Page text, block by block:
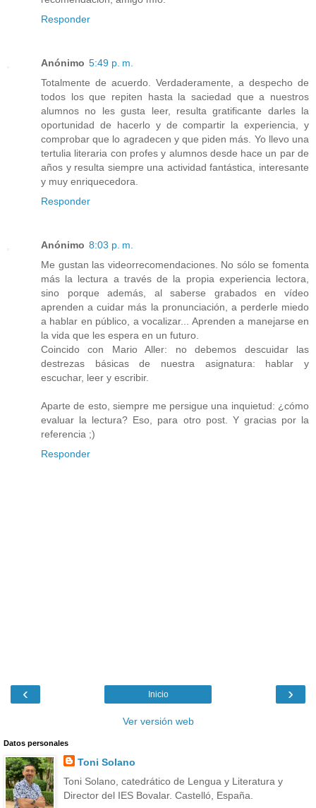
Responder
Anónimo 5:49 p. m.
Totalmente de acuerdo. Verdaderamente, a despecho de
todos los que repiten hasta la saciedad que a nuestros
alumnos no les gusta leer, resulta gratificante darles la
oportunidad de hacerlo y de compartir la experiencia, y
comprobar que lo agradecen y que piden más. Yo llevo una
tertulia literaria con profes y alumnos desde hace un par de
años y resulta siempre una actividad fantástica, interesante
y muy enriquecedora.
Responder
Anónimo 8:03 p. m.
Me gustan las videorrecomendaciones. No sólo se fomenta
más la lectura a través de la propia experiencia lectora,
sino porque además, al saberse grabados en vídeo
aprenden a cuidar más la pronunciación, a perderle miedo
a hablar en público, a vocalizar... Aprenden a manejarse en
la vida que les espera en un futuro.
Coincido con Mario Aller: no debemos descuidar las
destrezas básicas de nuestra asignatura: hablar y
escuchar, leer y escribir.
Aparte de esto, siempre me persigue una inquietud: ¿cómo
evaluar la lectura? Eso, para otro post. Y gracias por la
referencia ;)
Responder
‹ ›
Inicio
Ver versión web
Datos personales
Toni Solano
Toni Solano, catedrático de Lengua y Literatura y
Director del IES Bovalar. Castelló, España.